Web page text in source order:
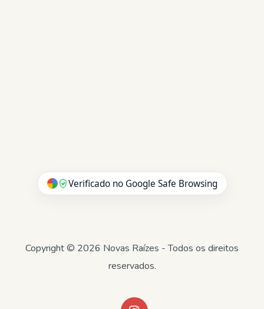
Verificado no Google Safe Browsing
Copyright © 2026 Novas Raízes - Todos os direitos
reservados.